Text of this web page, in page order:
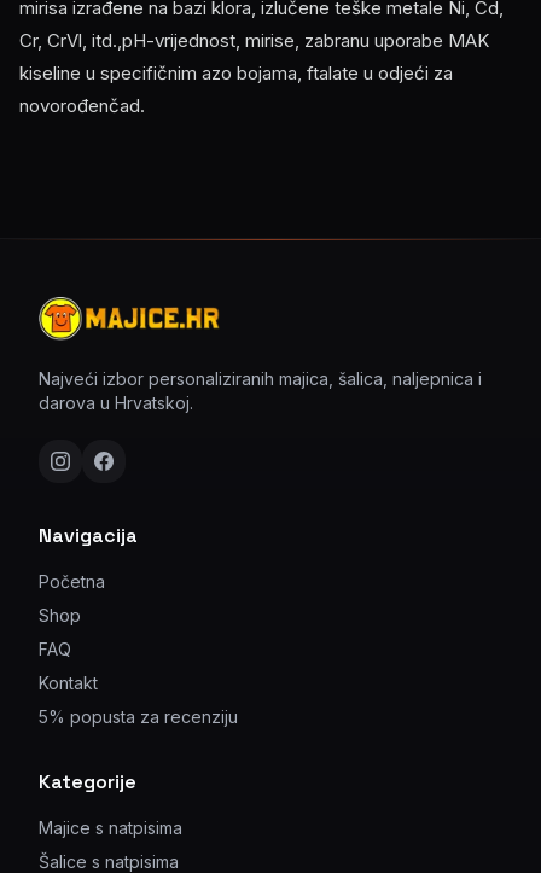
mirisa izrađene na bazi klora, izlučene teške metale Ni, Cd,
Cr, CrVl, itd.,pH-vrijednost, mirise, zabranu uporabe MAK
kiseline u specifičnim azo bojama, ftalate u odjeći za
novorođenčad.
Najveći izbor personaliziranih majica, šalica, naljepnica i
darova u Hrvatskoj.
Navigacija
Početna
Shop
FAQ
Kontakt
5% popusta za recenziju
Kategorije
Majice s natpisima
Šalice s natpisima